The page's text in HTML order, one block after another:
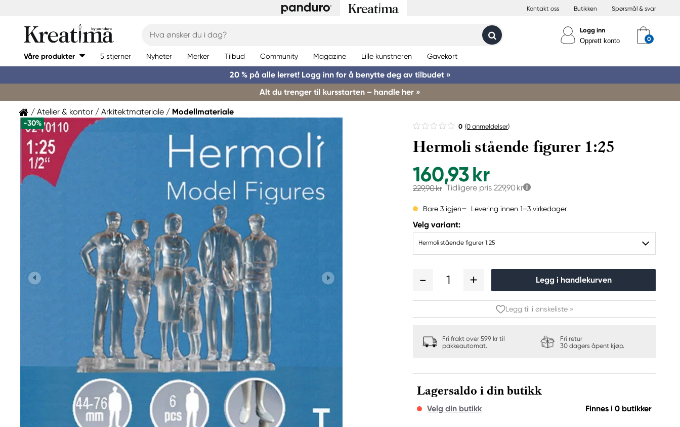
Kontakt oss Butikken Spørsmål & svar
Logg inn
Opprett konto
Våre produkter 5 stjerner Nyheter Merker Tilbud Community Magazine Lille kunstneren Gavekort
20 % på alle lerret! Logg inn for å benytte deg av tilbudet »
Alt du trenger til kursstarten – handle her »
Atelier & kontor Arkitektmateriale Modellmateriale
-30% 0 (0 anmeldelser)
Hermoli stående figurer 1:25
160,93 kr
229,90 kr Tidligere pris 229,90 kr
Bare 3 igjen Levering innen 1–3 virkedager
Velg variant:
Hermoli stående figurer 1:25
1 Legg i handlekurven
Legg til i ønskeliste »
Fri frakt over 599 kr til
pakkeautomat.
Fri retur
30 dagers åpent kjøp.
Lagersaldo i din butikk
Velg din butikk Finnes i 0 butikker